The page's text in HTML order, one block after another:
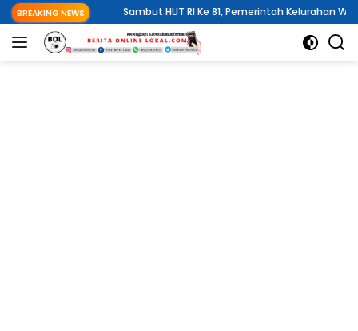
Langsung
ke
konten
BREAKING NEWS
Sambut HUT RI Ke 81, Pemerintah Kelurahan Wawali Mengelar